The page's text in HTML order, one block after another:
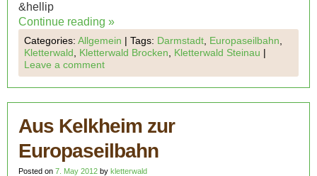
&hellip
Continue reading »
Categories: Allgemein | Tags: Darmstadt Europaseilbahn
Kletterwald
Kletterwald Brocken Kletterwald Steinau |
Leave a comment
Aus Kelkheim zur
Europaseilbahn
Posted on 7. May 2012 by kletterwald